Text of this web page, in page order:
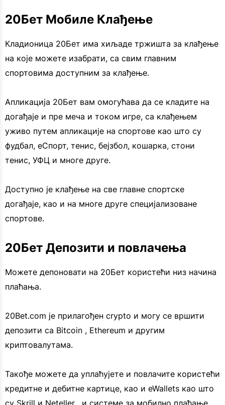
20Бет Мобиле Клађење
Кладионица 20Бет има хиљаде тржишта за клађење
на које можете изабрати, са свим главним
спортовима доступним за клађење.
Апликација 20Бет вам омогућава да се кладите на
догађаје и пре меча и током игре, са клађењем
уживо путем апликације на спортове као што су
фудбал, еСпорт, тенис, бејзбол, кошарка, стони
тенис, УФЦ и многе друге.
Доступно је клађење на све главне спортске
догађаје, као и на многе друге специјализоване
спортове.
20Бет Депозити и повлачења
Можете депоновати на 20Бет користећи низ начина
плаћања.
20Bet.com је прилагођен crypto и могу се вршити
депозити са Bitcoin , Ethereum и другим
криптовалутама.
Такође можете да уплаћујете и повлачите користећи
кредитне и дебитне картице, као и eWallets као што
су Skrill и Neteller , и системе за мобилно плаћање.